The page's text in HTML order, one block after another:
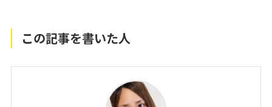
この記事を書いた人